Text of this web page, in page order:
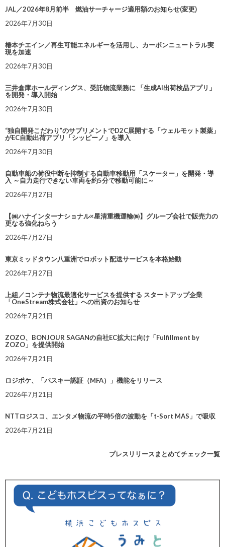
JAL／2026年8月前半 燃油サーチャージ適用額のお知らせ(変更)
2026年7月30日
椿本チエイン／再生可能エネルギーを活用し、カーボンニュートラル実
現を加速
2026年7月30日
三井倉庫ホールディングス、受託物流業務に 「生成AI出荷検品アプリ」
を開発・導入開始
2026年7月30日
“独自開発こだわり”のサプリメントでD2C展開する「ウェルモット製薬」
がEC自動出荷アプリ「シッピーノ」を導入
2026年7月30日
自動車船の荷役中断を抑制する自動車移動用「スケーター」を開発・導
入 ～自力走行できない車両を約5分で移動可能に～
2026年7月27日
【㈱ハナインターナショナル×星清重機運輸㈱】グループ会社で販売力の
更なる強化ねらう
2026年7月27日
東京ミッドタウン八重洲でロボット配送サービスを本格始動
2026年7月27日
上組／コンテナ物流最適化サービスを提供する スタートアップ企業
「OneStream株式会社」への出資のお知らせ
2026年7月21日
ZOZO、BONJOUR SAGANの自社EC拡大に向け「Fulfillment by
ZOZO」を提供開始
2026年7月21日
ロジポケ、「パスキー認証（MFA）」機能をリリース
2026年7月21日
NTTロジスコ、エンタメ物流の平時5倍の波動を「t-Sort MAS」で吸収
2026年7月21日
プレスリリースまとめてチェック一覧